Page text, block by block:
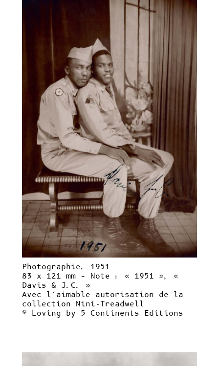
​Photographie, 1951
83 x 121 mm – Note : « 1951 », «
Davis & J.C. »
Avec l’aimable autorisation de la
collection Nini-Treadwell
© Loving by 5 Continents Editions